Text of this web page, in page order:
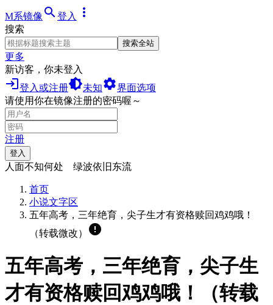
M系镜像 search登入 more_vert
搜索
搜索全站
更多
新访客，你未登入
login登入或注册brightness_medium未知settings界面选项
请使用你在镜像注册的密码喔～
注册
登入
人面不知何处 绿波依旧东流
首页
小说文字区
五年高考，三年绝育，尖子生才有资格赎回鸡鸡哦！
（转载微改）
error
五年高考，三年绝育，尖子生
才有资格赎回鸡鸡哦！（转载